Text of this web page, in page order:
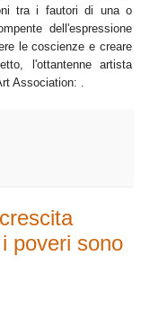
tra i fautori di una o
dell'espressione
le coscienze e creare
l'ottantenne artista
Association:
poveri sono